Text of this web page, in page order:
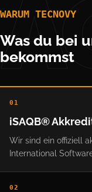
WARUM TECNOVY
Was du bei
bekommst
01
iSAQB®
Wir sind ein offiziell
International
02